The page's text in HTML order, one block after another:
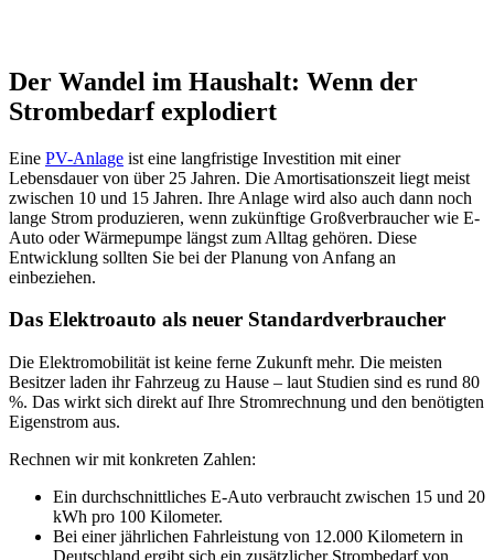
Der Wandel im Haushalt: Wenn der
Strombedarf explodiert
Eine PV-Anlage ist eine langfristige Investition mit einer
Lebensdauer von über 25 Jahren. Die Amortisationszeit liegt meist
zwischen 10 und 15 Jahren. Ihre Anlage wird also auch dann noch
lange Strom produzieren, wenn zukünftige Großverbraucher wie E-
Auto oder Wärmepumpe längst zum Alltag gehören. Diese
Entwicklung sollten Sie bei der Planung von Anfang an
einbeziehen.
Das Elektroauto als neuer Standardverbraucher
Die Elektromobilität ist keine ferne Zukunft mehr. Die meisten
Besitzer laden ihr Fahrzeug zu Hause – laut Studien sind es rund 80
%. Das wirkt sich direkt auf Ihre Stromrechnung und den benötigten
Eigenstrom aus.
Rechnen wir mit konkreten Zahlen:
Ein durchschnittliches E-Auto verbraucht zwischen 15 und 20
kWh pro 100 Kilometer.
Bei einer jährlichen Fahrleistung von 12.000 Kilometern in